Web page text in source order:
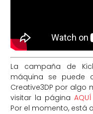
La campaña de
máquina se puede
Creative3DP por algo
visitar la página AQUÍ
Por el momento, está